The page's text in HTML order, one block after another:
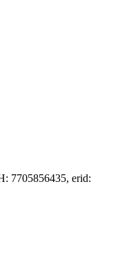
erid: